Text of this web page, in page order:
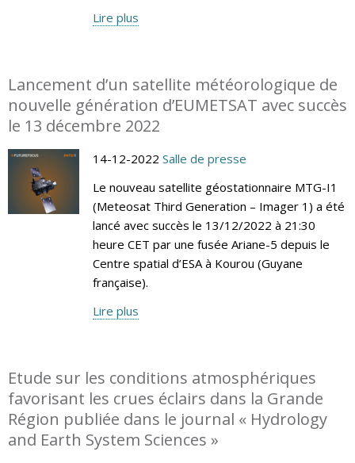
Lire plus
Lancement d’un satellite météorologique de
nouvelle génération d’EUMETSAT avec succès
le 13 décembre 2022
14-12-2022 Salle de presse
Le nouveau satellite géostationnaire MTG-I1
(Meteosat Third Generation – Imager 1) a été
lancé avec succès le 13/12/2022 à 21:30
heure CET par une fusée Ariane-5 depuis le
Centre spatial d’ESA à Kourou (Guyane
française).
Lire plus
Etude sur les conditions atmosphériques
favorisant les crues éclairs dans la Grande
Région publiée dans le journal « Hydrology
and Earth System Sciences »